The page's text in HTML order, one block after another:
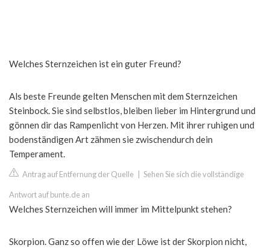
Welches Sternzeichen ist ein guter Freund?
Als beste Freunde gelten Menschen mit dem Sternzeichen
Steinbock. Sie sind selbstlos, bleiben lieber im Hintergrund und
gönnen dir das Rampenlicht von Herzen. Mit ihrer ruhigen und
bodenständigen Art zähmen sie zwischendurch dein
Temperament.
Antrag auf Entfernung der Quelle Sehen Sie sich die vollständige
Antwort auf bunte.de an
Welches Sternzeichen will immer im Mittelpunkt stehen?
Skorpion. Ganz so offen wie der Löwe ist der Skorpion nicht,